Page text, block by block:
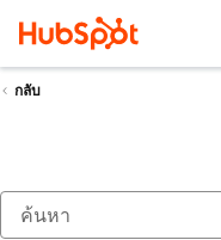
กลับ